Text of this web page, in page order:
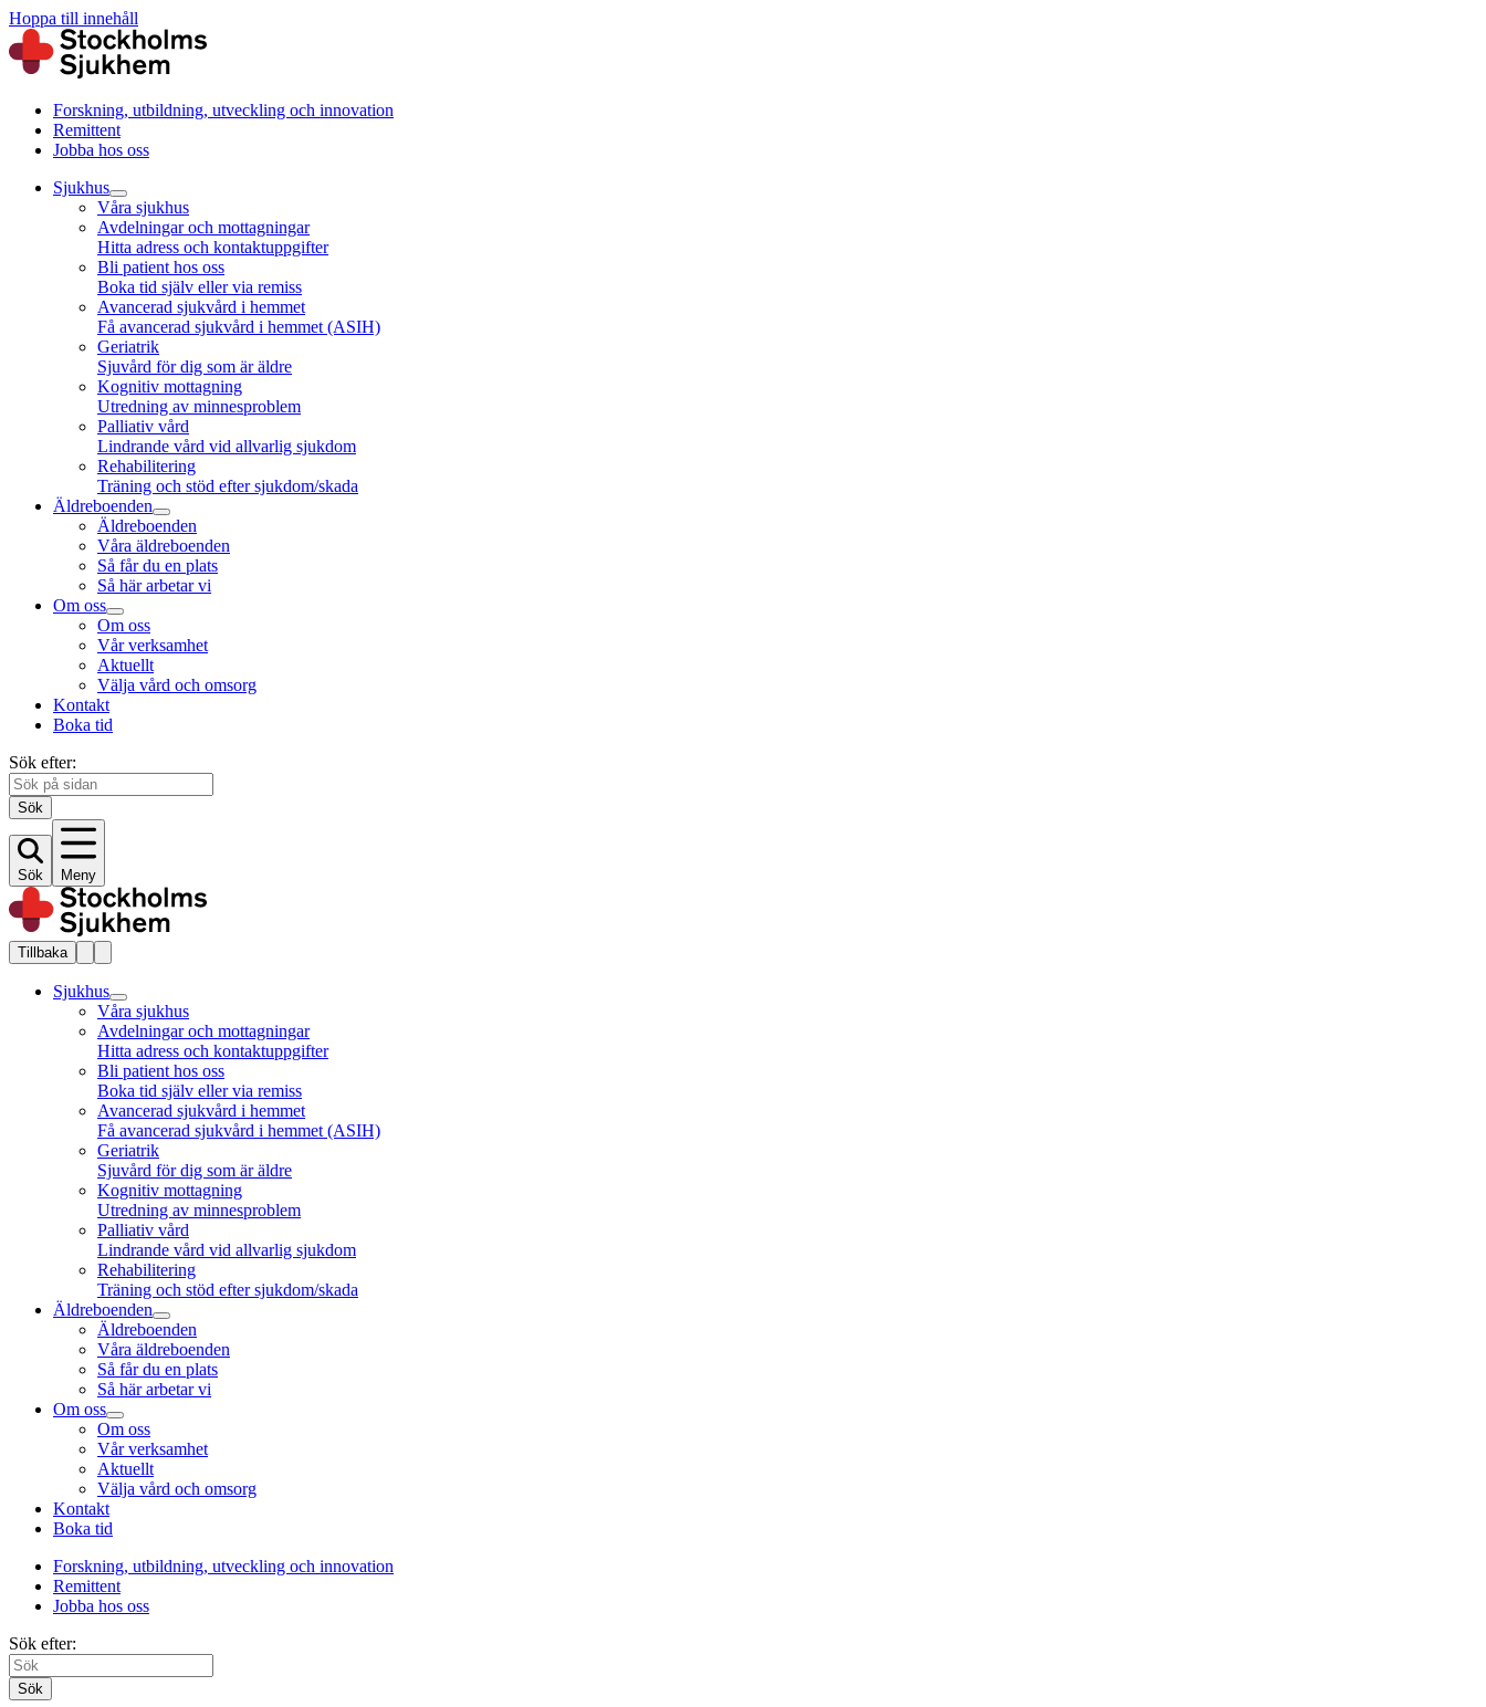
Hoppa till innehåll
Forskning, utbildning, utveckling och innovation
Remittent
Jobba hos oss
Sjukhus
Våra sjukhus
Avdelningar och mottagningar
Hitta adress och kontaktuppgifter
Bli patient hos oss
Boka tid själv eller via remiss
Avancerad sjukvård i hemmet
Få avancerad sjukvård i hemmet (ASIH)
Geriatrik
Sjuvård för dig som är äldre
Kognitiv mottagning
Utredning av minnesproblem
Palliativ vård
Lindrande vård vid allvarlig sjukdom
Rehabilitering
Träning och stöd efter sjukdom/skada
Äldreboenden
Äldreboenden
Våra äldreboenden
Så får du en plats
Så här arbetar vi
Om oss
Om oss
Vår verksamhet
Aktuellt
Välja vård och omsorg
Kontakt
Boka tid
Sök efter:
Sök
Sök Meny
Tillbaka
Sjukhus
Våra sjukhus
Avdelningar och mottagningar
Hitta adress och kontaktuppgifter
Bli patient hos oss
Boka tid själv eller via remiss
Avancerad sjukvård i hemmet
Få avancerad sjukvård i hemmet (ASIH)
Geriatrik
Sjuvård för dig som är äldre
Kognitiv mottagning
Utredning av minnesproblem
Palliativ vård
Lindrande vård vid allvarlig sjukdom
Rehabilitering
Träning och stöd efter sjukdom/skada
Äldreboenden
Äldreboenden
Våra äldreboenden
Så får du en plats
Så här arbetar vi
Om oss
Om oss
Vår verksamhet
Aktuellt
Välja vård och omsorg
Kontakt
Boka tid
Forskning, utbildning, utveckling och innovation
Remittent
Jobba hos oss
Sök efter:
Sök